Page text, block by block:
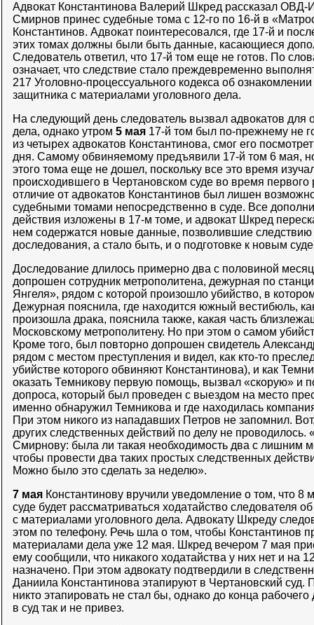
Адвокат Константинова Валерий Шкред рассказал
Смирнов принес судебные тома с 12-го по 16-й в
Константинов. Адвокат поинтересовался, где 17-й и
этих томах должны были быть данные, касающиеся
Следователь ответил, что 17-й том еще не готов. По
означает, что следствие стало преждевременно
217 Уголовно-процессуального кодекса об
защитника с материалами уголовного дела.
На следующий день следователь вызвал адвокатов для
дела, однако утром 5 мая 17-й том был по-прежнему не
из четырех адвокатов Константинова, смог его
дня. Самому обвиняемому предъявили 17-й том 6 мая,
этого тома еще не дошел, поскольку все это время
происходившего в Чертановском суде во время
отличие от адвокатов Константинов был лишен
судебными томами непосредственно в суде. Все
действия изложены в 17-м томе, и адвокат Шкред
нем содержатся новые данные, позволившие следствию
доследования, а стало быть, и о подготовке к новым
Доследование длилось примерно два с половиной
допрошен сотрудник метрополитена, дежурная по
Янгеля», рядом с которой произошло убийство, в
Дежурная пояснила, где находится южный вестибюль,
произошла драка, пояснила также, какая часть
Московскому метрополитену. Но при этом о самом
Кроме того, был повторно допрошен свидетель
рядом с местом преступления и видел, как кто-то
убийстве которого обвиняют Константинова), и как
оказать Темникову первую помощь, вызвал «скорую» и
допроса, который был проведен с выездом на место
именно обнаружил Темникова и где находилась
При этом никого из нападавших Петров не запомнил.
других следственных действий по делу не проводилось.
Смирнову: была ли такая необходимость два с лишним
чтобы провести два таких простых следственных
Можно было это сделать за неделю».
7 мая Константинову вручили уведомление о том, что 8
суде будет рассматриваться ходатайство следователя
с материалами уголовного дела. Адвокату Шкреду
этом по телефону. Речь шла о том, чтобы Константинов
материалами дела уже 12 мая. Шкред вечером 7 мая
ему сообщили, что никакого ходатайства у них нет и на
назначено. При этом адвокату подтвердили в
Даниила Константинова этапируют в Чертановский суд.
никто этапировать не стал бы, однако до конца
в суд так и не привез.